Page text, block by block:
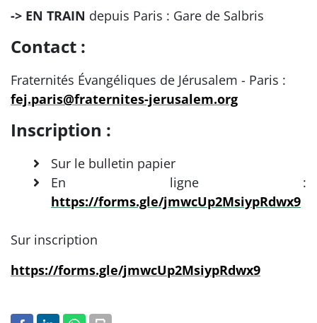
-> EN TRAIN depuis Paris : Gare de Salbris
Contact :
Fraternités Évangéliques de Jérusalem - Paris :
fej.paris@fraternites-jerusalem.org
Inscription :
Sur le bulletin papier
En ligne :
https://forms.gle/jmwcUp2MsiypRdwx9
Sur inscription
https://forms.gle/jmwcUp2MsiypRdwx9